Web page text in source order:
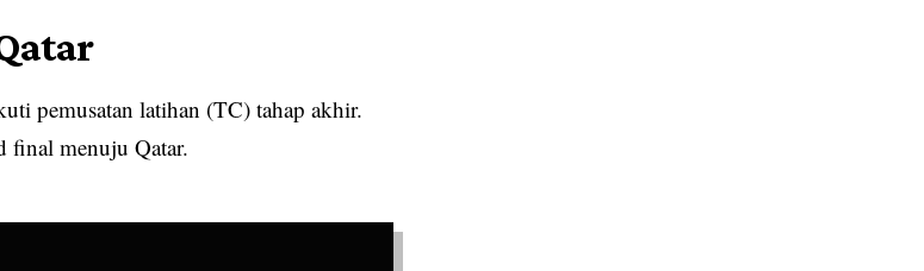
pemusatan latihan (TC) tahap akhir.
final menuju Qatar.